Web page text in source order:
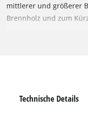
mittlerer und größerer
Brennholz und zum
Motor. Dieser
Treibgliedstärke, 56
Technische Details